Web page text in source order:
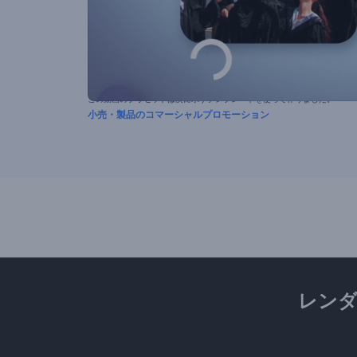
この動画のプリセットは次に示すテンプレートを使って作りました。
小売・製品のコマーシャルプロモーション
レン